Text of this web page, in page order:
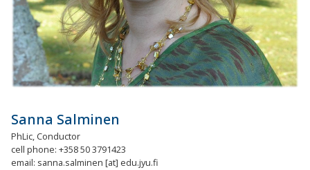
Sanna Salminen
PhLic, Conductor
cell phone: +358 50 3791423
email: sanna.salminen [at] edu.jyu.fi